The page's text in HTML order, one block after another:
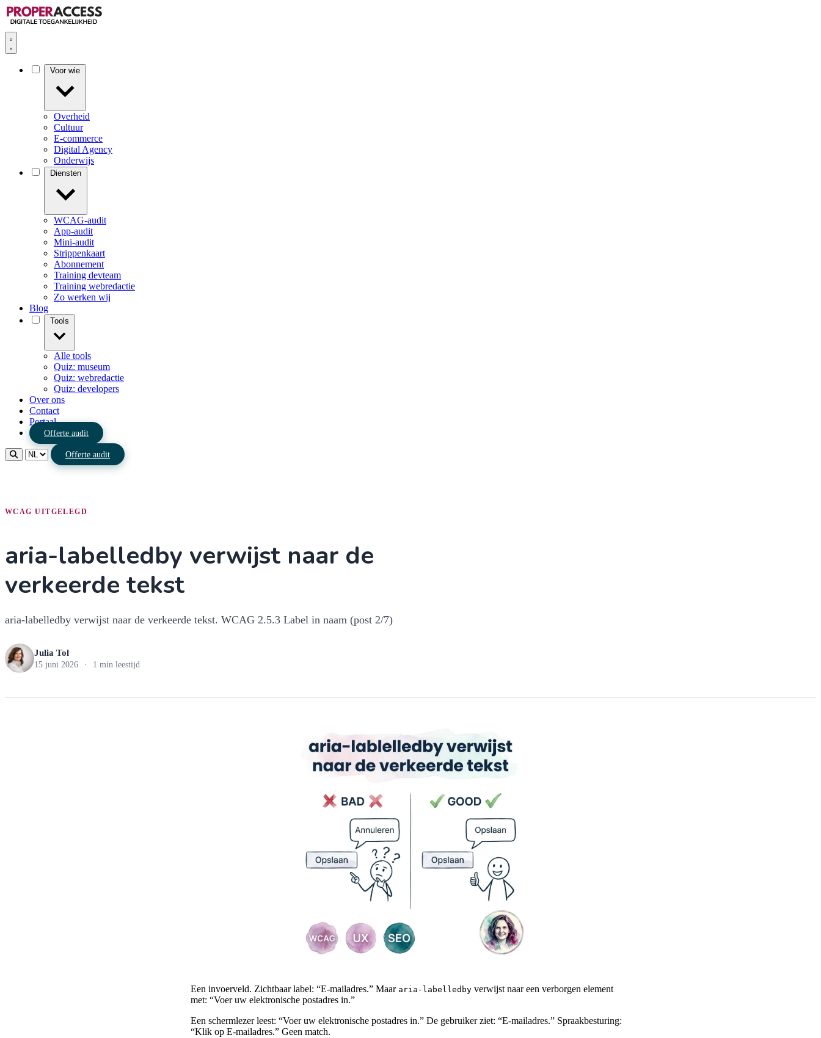
Overheid
Cultuur
E-commerce
Digital Agency
Onderwijs
WCAG-audit
App-audit
Mini-audit
Strippenkaart
Abonnement
Training devteam
Training webredactie
Zo werken wij
Blog
Alle tools
Quiz: museum
Quiz: webredactie
Quiz: developers
Over ons
Contact
Portaal
Offerte audit
Offerte audit
WCAG UITGELEGD
aria-labelledby verwijst naar de
verkeerde tekst
aria-labelledby verwijst naar de verkeerde tekst. WCAG 2.5.3 Label in naam (post 2/7)
Julia Tol
15 juni 2026 · 1 min leestijd
Een invoerveld. Zichtbaar label: “E-mailadres.” Maar aria-labelledby verwijst naar een verborgen element
met: “Voer uw elektronische postadres in.”
Een schermlezer leest: “Voer uw elektronische postadres in.” De gebruiker ziet: “E-mailadres.” Spraakbesturing:
“Klik op E-mailadres.” Geen match.